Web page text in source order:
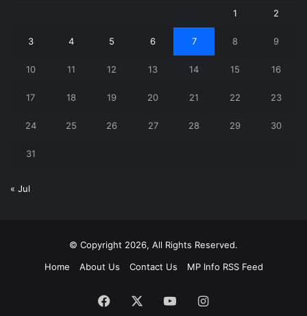
1 2
3 4 5 6 7 8 9
10 11 12 13 14 15 16
17 18 19 20 21 22 23
24 25 26 27 28 29 30
31
« Jul
© Copyright 2026, All Rights Reserved.
Home
About Us Contact Us MP Info RSS Feed
Facebook YouTubeInstagram